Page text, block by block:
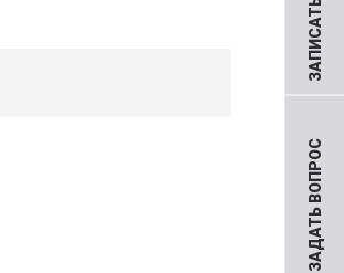
ЗАДАТЬ ВОПРОС